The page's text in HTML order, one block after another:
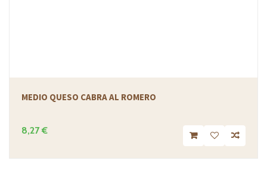
MEDIO QUESO CABRA AL ROMERO
8,27 €